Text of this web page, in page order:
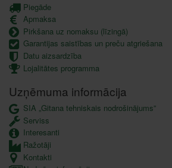
Piegāde
Apmaksa
Pirkšana uz nomaksu (līzingā)
Garantijas saistības un preču atgriešana
Datu aizsardzība
Lojalitātes programma
Uzņēmuma informācija
SIA „Gitana tehniskais nodrošinājums”
Serviss
Interesanti
Ražotāji
Kontakti